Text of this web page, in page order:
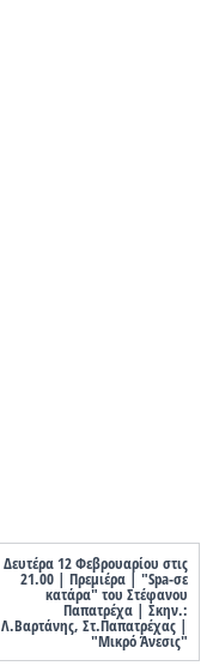
Δευτέρα 12 Φεβρουαρίου στις
21.00 | Πρεμιέρα | "Spa-σε
κατάρα" του Στέφανου
Παπατρέχα | Σκην.:
Λ.Βαρτάνης, Στ.Παπατρέχας |
"Μικρό Άνεσις"